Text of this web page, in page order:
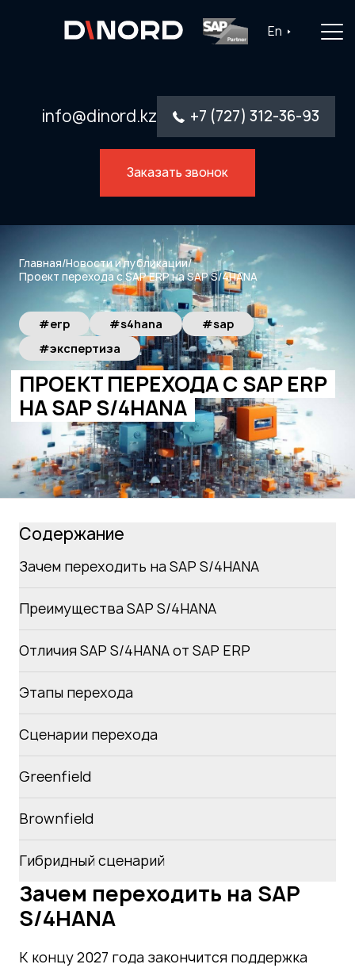
En
info@dinord.kz +7 (727) 312-36-93
Заказать звонок
Главная/Новости и публикации/
Проект перехода с SAP ERP на SAP S/4HANA
#erp #s4hana
#sap
#экспертиза
ПРОЕКТ ПЕРЕХОДА С SAP ERP
НА SAP S/4HANA
Содержание
Зачем переходить на SAP S/4HANA
Преимущества SAP S/4HANA
Отличия SAP S/4HANA от SAP ERP
Этапы перехода
Сценарии перехода
Greenfield
Brownfield
Гибридный сценарий
Зачем переходить на SAP
S/4HANA
К концу 2027 года закончится поддержка
Главная
Каталог ПО
Отрасли
Контакты